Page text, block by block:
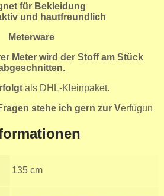
für Bekleidung
und hautfreundlich
Meterware
Meter wird der Stoff am Stück
als DHL-Kleinpaket.
stehe ich gern zur Verfügun
135 cm